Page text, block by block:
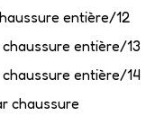
entière/12
entière/13
entière/14
chaussure